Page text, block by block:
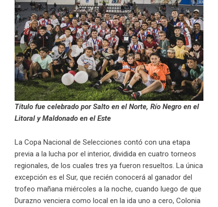
Título fue celebrado por Salto en el Norte, Río Negro en el
Litoral y Maldonado en el Este
La Copa Nacional de Selecciones contó con una etapa
previa a la lucha por el interior, dividida en cuatro torneos
regionales, de los cuales tres ya fueron resueltos. La única
excepción es el Sur, que recién conocerá al ganador del
trofeo mañana miércoles a la noche, cuando luego de que
Durazno venciera como local en la ida uno a cero, Colonia